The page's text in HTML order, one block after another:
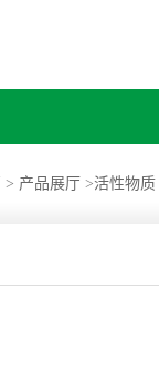
> 产品展厅 >活性物质